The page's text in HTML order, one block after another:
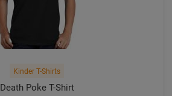
Kinder T-Shirts
Death Poke T-Shirt